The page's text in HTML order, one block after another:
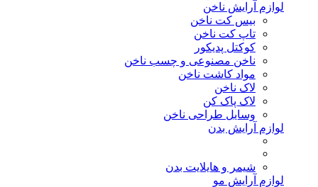
لوازم آرایش ناخن
بیس کت ناخن
تاپ کت ناخن
کوکتل پدیکور
ناخن مصنوعی و چسب ناخن
مواد کاشت ناخن
لاک ناخن
لاک پاک کن
وسایل طراحی ناخن
لوازم آرایش بدن
شیمر و هایلایت بدن
لوازم آرایش مو